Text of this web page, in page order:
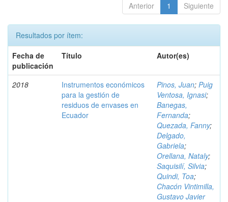
Anterior 1 Siguiente
Resultados por ítem:
Fecha de
publicación
Título Autor(es)
2018
Instrumentos económicos
para la gestión de
residuos de envases en
Ecuador
Pinos, Juan; Puig
Ventosa, Ignasi;
Banegas,
Fernanda;
Quezada, Fanny;
Delgado,
Gabriela;
Orellana, Nataly;
Saquisilí, Silvia;
Quindi, Toa;
Chacón Vintimilla,
Gustavo Javier